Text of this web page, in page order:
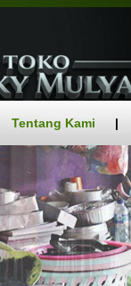
Tentang Kami |